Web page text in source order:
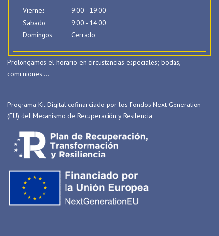
Viernes
9:00 - 19:00
Sabado
9:00 - 14:00
Domingos
Cerrado
Prolongamos el horario en circustancias especiales; bodas,
comuniones …
Programa Kit Digital cofinanciado por los Fondos Next Generation
(EU) del Mecanismo de Recuperación y Resilencia